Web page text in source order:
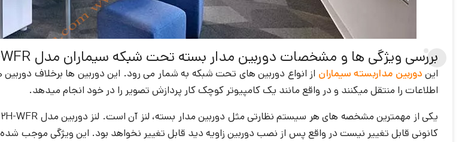
بررسی ویژگی ها و مشخصات دوربین مدار بسته تحت شبکه سیماران مدل SM-IP4512H-WFR
این دوربین مداربسته سیماران از انواع دوربین های تحت شبکه به شمار می رود. این دوربین ها برخلاف دوربین
اطلاعات را منتقل میکنند و در واقع مانند یک کامپیوتر کوچک کار پردازش تصویر را در خود انجام میدهد.
کانونی قابل تغییر نیست در واقع پس از نصب دوربین زاویه دید قابل تغییر نخواهد بود. این ویژگی موجب